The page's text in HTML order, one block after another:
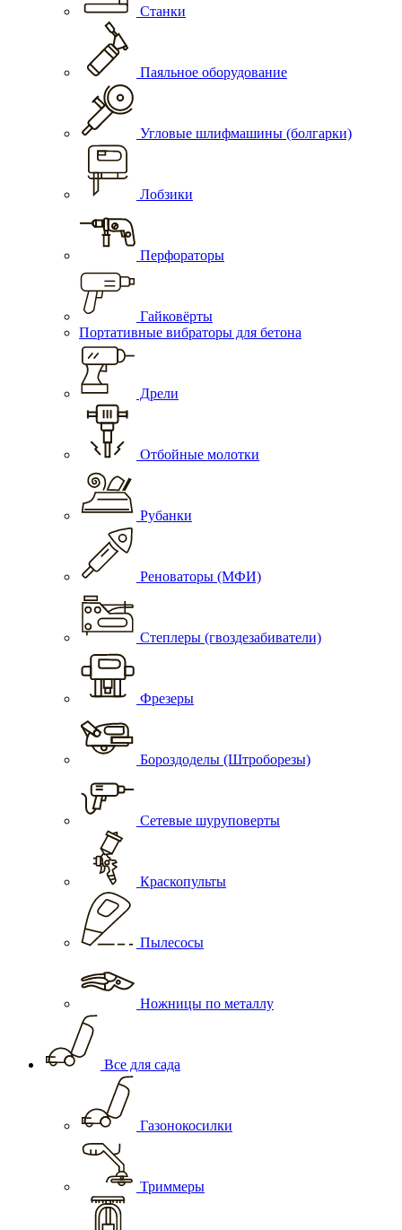
Станки
Паяльное оборудование
Угловые шлифмашины (болгарки)
Лобзики
Перфораторы
Гайковёрты
Портативные вибраторы для бетона
Дрели
Отбойные молотки
Рубанки
Реноваторы (МФИ)
Степлеры (гвоздезабиватели)
Фрезеры
Бороздоделы (Штроборезы)
Сетевые шуруповерты
Краскопульты
Пылесосы
Ножницы по металлу
Все для сада
Газонокосилки
Триммеры